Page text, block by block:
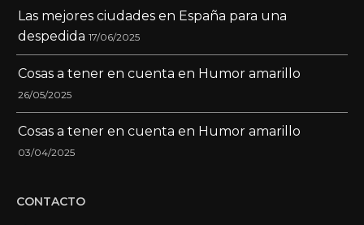
Las mejores ciudades en España para una
despedida 17/06/2025
Cosas a tener en cuenta en Humor amarillo
26/05/2025
Cosas a tener en cuenta en Humor amarillo
03/04/2025
CONTACTO